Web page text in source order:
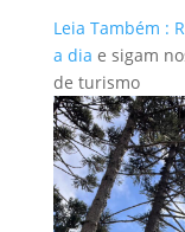
Leia Também :
a dia e sigam
de turismo